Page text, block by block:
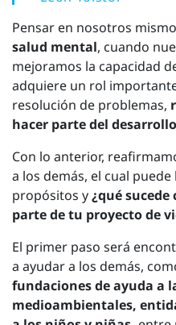
Pensar en nosotros
salud mental, cuando
mejoramos la capacidad
adquiere un rol
resolución de problemas,
hacer parte del
Con lo anterior,
a los demás, el cual
propósitos y¿qué
parte de tu proyecto de
El primer paso será
a ayudar a los demás,
fundaciones de ayuda a
medioambientales,